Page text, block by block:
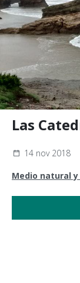
Las
14 nov 2018
Medio natural